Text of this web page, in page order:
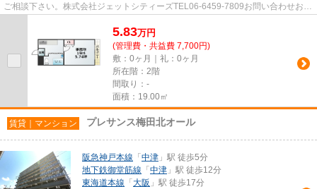
ご相談下さい。株式会社ジェットシティーズTEL06-6459-7809お問い合わせお待
5.83万円
(管理費・共益費 7,700円)
敷：0ヶ月｜礼：0ヶ月
所在階：2階
間取り：-
面積：19.00㎡
賃貸｜マンション プレサンス梅田北オール
阪急神戸本線 「 中津 」駅 徒歩5分
地下鉄御堂筋線 「 中津 」駅 徒歩12分
東海道本線 「 大阪 」駅 徒歩17分